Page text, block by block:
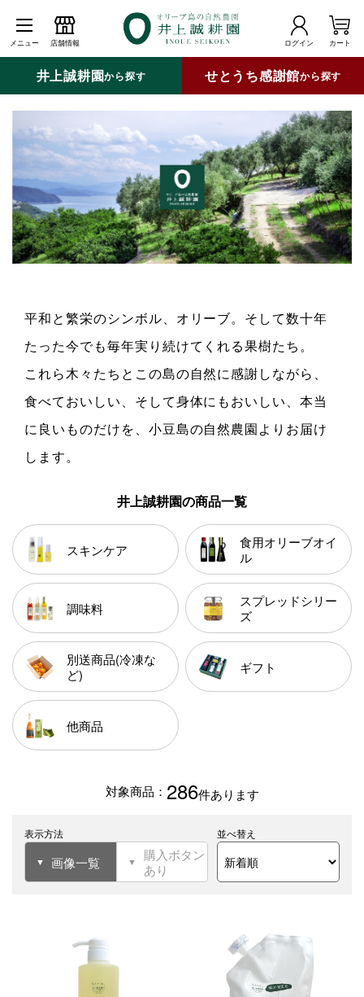
メニュー 店舗情報 ログイン カート
井上誠耕園から探す せとうち感謝館から探す
平和と繁栄のシンボル、オリーブ。そして数十年
たった今でも毎年実り続けてくれる果樹たち。
これら木々たちとこの島の自然に感謝しながら、
食べておいしい、そして身体にもおいしい、本当
に良いものだけを、小豆島の自然農園よりお届け
します。
井上誠耕園の商品一覧
スキンケア
食用オリーブオイ
ル
調味料
スプレッドシリー
ズ
別送商品(冷凍な
ど)
ギフト
他商品
286件あります
表示方法
画像一覧
購入ボタン
あり
並べ替え